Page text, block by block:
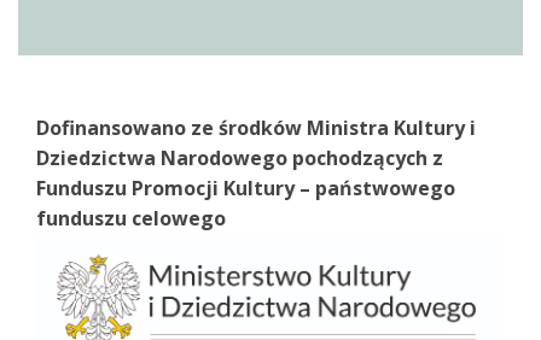
Dofinansowano ze środków Ministra Kultury i
Dziedzictwa Narodowego pochodzących z
Funduszu Promocji Kultury – państwowego
funduszu celowego